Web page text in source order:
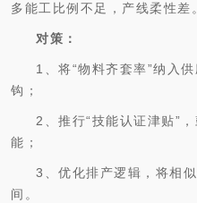
多能工比例不足，产线柔性差。
对策：
1、将“物料齐套率”纳入
钩；
2、推行“技能认证津贴”
能；
3、优化排产逻辑，将相
间。